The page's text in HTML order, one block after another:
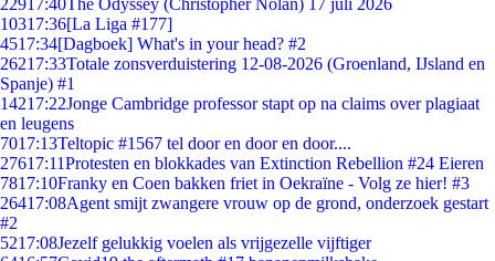
22917:40The Odyssey (Christopher Nolan) 17 juli 2026
10317:36[La Liga #177]
4517:34[Dagboek] What's in your head? #2
26217:33Totale zonsverduistering 12-08-2026 (Groenland, IJsland en
Spanje) #1
14217:22Jonge Cambridge professor stapt op na claims over plagiaat
en leugens
7017:13Teltopic #1567 tel door en door en door....
27617:11Protesten en blokkades van Extinction Rebellion #24 Eieren
7817:10Franky en Coen bakken friet in Oekraïne - Volg ze hier! #3
26417:08Agent smijt zwangere vrouw op de grond, onderzoek gestart
#2
5217:08Jezelf gelukkig voelen als vrijgezelle vijftiger